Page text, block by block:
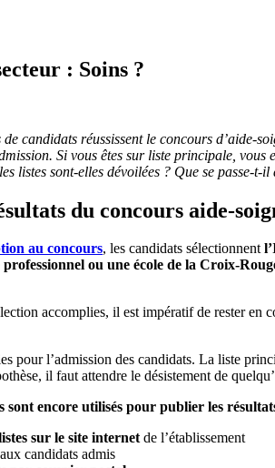
: Soins ?
candidats réussissent le concours d’aide-
Si vous êtes sur liste principale,
listes sont-elles dévoilées ? Que se passe-
du concours aide-
au concours, les candidats sélectionnent
professionnel ou une école de la Croix-
accomplies, il est impératif de rester en
pour l’admission des candidats. La liste
il faut attendre le désistement de
sont encore utilisés pour publier les
sur le site internetde l’établissement
aux candidats admis